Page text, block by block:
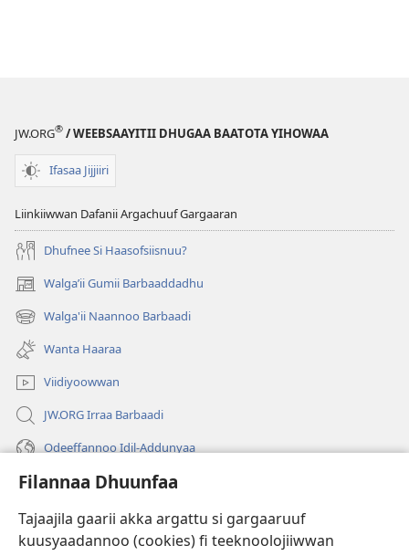
Filannaa Dhuunfaa
Tajaajila gaarii akka argattu si gargaaruuf
kuusyaadannoo (cookies) fi teeknoolojiiwwan
JW.ORG® / WEEBSAAYITII DHUGAA BAATOTA YIHOWAA
Ifasaa Jijjiiri
Liinkiiwwan Dafanii Argachuuf Gargaaran
Dhufnee Si Haasofsiisnuu?
Walgaʼii Gumii Barbaaddadhu
(opens
new
window)
Walga'ii Naannoo Barbaadi
(opens
new
window)
Wanta Haaraa
Viidiyoowwan
JW.ORG Irraa Barbaadi
Odeeffannoo Idil-Addunyaa
Gargaarsa
Buusii
(opens